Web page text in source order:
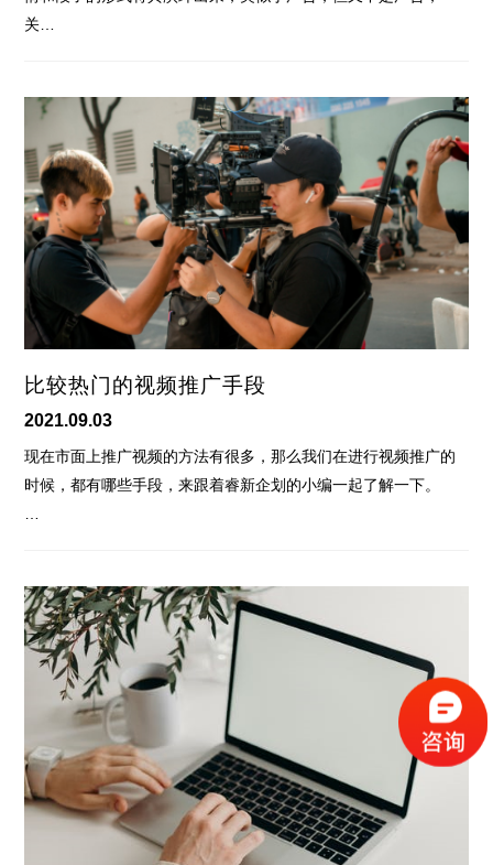
关…
比较热门的视频推广手段
2021.09.03
现在市面上推广视频的方法有很多，那么我们在进行视频推广的
时候，都有哪些手段，来跟着睿新企划的小编一起了解一下。